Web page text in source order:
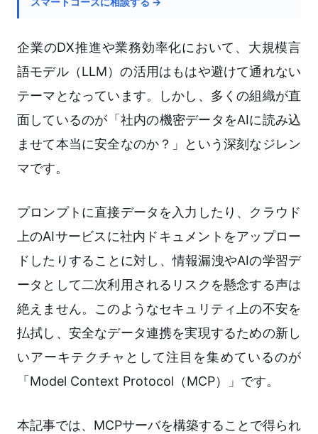
企業のDX推進や業務効率化において、大規模言
語モデル（LLM）の活用はもはや避けて通れない
テーマとなっています。しかし、多くの組織が直
面しているのが「社内の機密データをAIに読み込
ませて本当に安全なのか？」という深刻なジレン
マです。
プロンプトに直接データを入力したり、クラウド
上のAIサービスに社内ドキュメントをアップロー
ドしたりすることに対し、情報漏洩やAIの学習デ
ータとして二次利用されるリスクを懸念する声は
絶えません。このようなセキュリティ上の不安を
払拭し、安全なデータ連携を実現するための新し
いアーキテクチャとして注目を集めているのが
「Model Context Protocol（MCP）」です。
本記事では、MCPサーバを構築することで得られ